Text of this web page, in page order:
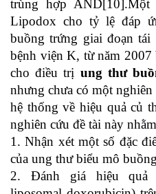
trùng hợp
Lipodox cho tỷ lệ đáp
buồng trứng giai đoạn
bệnh viện K, từ năm 2007
cho điều trị ung thư
nhưng chưa có một
hệ thống về hiệu quả củ
nghiên cứu đề tài này
1. Nhận xét một số đặc
của ung thư biểu mô
2. Đánh giá hiệu quả